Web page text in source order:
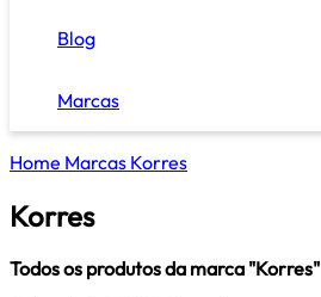
Blog
Marcas
Home Marcas Korres
Korres
Todos os produtos da marca "Korres"